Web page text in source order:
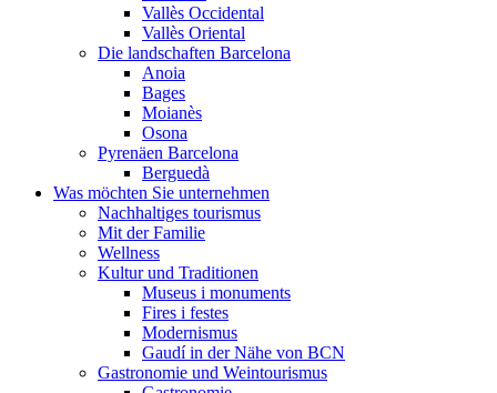
Vallès Occidental
Vallès Oriental
Die landschaften Barcelona
Anoia
Bages
Moianès
Osona
Pyrenäen Barcelona
Berguedà
Was möchten Sie unternehmen
Nachhaltiges tourismus
Mit der Familie
Wellness
Kultur und Traditionen
Museus i monuments
Fires i festes
Modernismus
Gaudí in der Nähe von BCN
Gastronomie und Weintourismus